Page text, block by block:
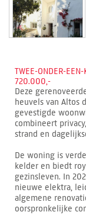
TWEE-ONDER-EEN-
720.000,-
Deze
heuvels van Altos
gevestigde
combineert
strand en
De woning is
kelder en biedt
gezinsleven. In
nieuwe elektra,
algemene
oorspronkelijke